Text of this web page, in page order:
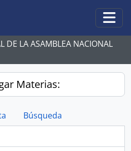
DE LA ASAMBLEA NACIONAL
Materias:
Búsqueda